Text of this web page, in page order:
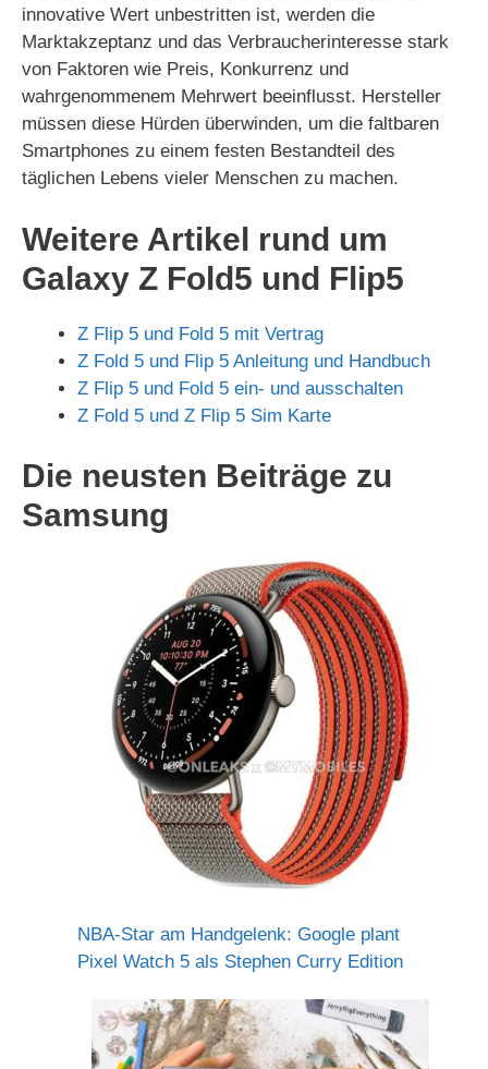
innovative Wert unbestritten ist, werden die
Marktakzeptanz und das Verbraucherinteresse stark
von Faktoren wie Preis, Konkurrenz und
wahrgenommenem Mehrwert beeinflusst. Hersteller
müssen diese Hürden überwinden, um die faltbaren
Smartphones zu einem festen Bestandteil des
täglichen Lebens vieler Menschen zu machen.
Weitere Artikel rund um
Galaxy Z Fold5 und Flip5
Z Flip 5 und Fold 5 mit Vertrag
Z Fold 5 und Flip 5 Anleitung und Handbuch
Z Flip 5 und Fold 5 ein- und ausschalten
Z Fold 5 und Z Flip 5 Sim Karte
Die neusten Beiträge zu
Samsung
NBA-Star am Handgelenk: Google plant
Pixel Watch 5 als Stephen Curry Edition